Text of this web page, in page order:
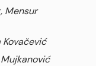
Mensur
Kovačević